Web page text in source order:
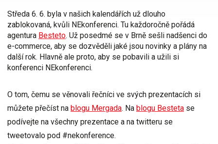
Středa 6. 6. byla v našich kalendářích už dlouho
zablokovaná, kvůli NEkonferenci. Tu každoročně pořádá
agentura Besteto. Už posedmé se v Brně sešli nadšenci do
e-commerce, aby se dozvěděli jaké jsou novinky a plány na
další rok. Hlavně ale proto, aby se pobavili a užili si
konferenci NEkonferenci.
O tom, čemu se věnovali řečníci ve svých prezentacích si
můžete přečíst na blogu Mergada. Na blogu Besteta se
podívejte na všechny prezentace a na twitteru se
tweetovalo pod #nekonference.